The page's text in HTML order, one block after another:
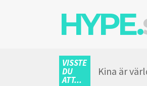
HYPE.
VISSTE
DU
ATT...
Kina är